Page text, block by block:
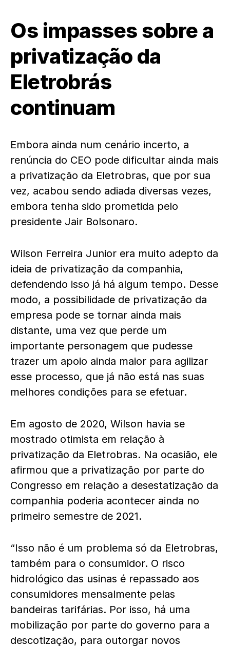
Os impasses sobre a
privatização da
Eletrobrás
continuam
Embora ainda num cenário incerto, a
renúncia do CEO pode dificultar ainda mais
a privatização da Eletrobras, que por sua
vez, acabou sendo adiada diversas vezes,
embora tenha sido prometida pelo
presidente Jair Bolsonaro.
Wilson Ferreira Junior era muito adepto da
ideia de privatização da companhia,
defendendo isso já há algum tempo. Desse
modo, a possibilidade de privatização da
empresa pode se tornar ainda mais
distante, uma vez que perde um
importante personagem que pudesse
trazer um apoio ainda maior para agilizar
esse processo, que já não está nas suas
melhores condições para se efetuar.
Em agosto de 2020, Wilson havia se
mostrado otimista em relação à
privatização da Eletrobras. Na ocasião, ele
afirmou que a privatização por parte do
Congresso em relação a desestatização da
companhia poderia acontecer ainda no
primeiro semestre de 2021.
“Isso não é um problema só da Eletrobras,
também para o consumidor. O risco
hidrológico das usinas é repassado aos
consumidores mensalmente pelas
bandeiras tarifárias. Por isso, há uma
mobilização por parte do governo para a
descotização, para outorgar novos